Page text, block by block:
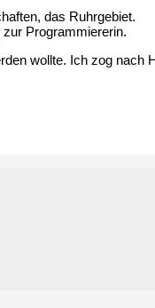
das Ruhrgebiet.
zur Programmiererin.
wollte. Ich zog nach